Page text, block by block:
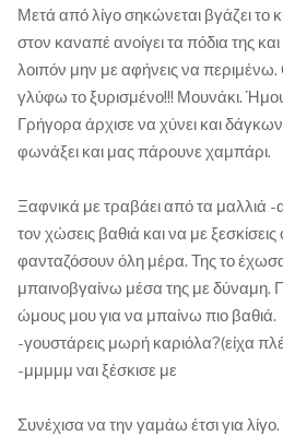
Μετά από λίγο σηκώνεται βγάζει το
στον καναπέ ανοίγει τα πόδια της
λοιπόν μην με αφήνεις να περιμένω.
γλύφω το ξυρισμένο!!! Μουνάκι.
Γρήγορα άρχισε να χύνει και
φωνάξει και μας πάρουνε χαμπάρι.
Ξαφνικά με τραβάει από τα μαλλιά
τον χώσεις βαθιά και να με
φανταζόσουν όλη μέρα. Της το
μπαινοβγαίνω μέσα της με δύναμη.
ώμους μου για να μπαίνω πιο βαθιά.
-γουστάρεις μωρή καριόλα?(είχα
-μμμμμ ναι ξέσκισε με
Συνέχισα να την γαμάω έτσι για